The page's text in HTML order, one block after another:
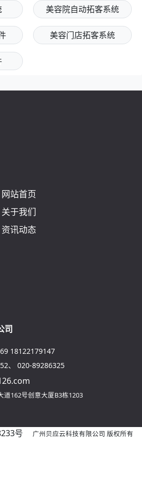
美容院自动拓客系统
美容门店拓客系统
网站首页
关于我们
资讯动态
司
18122179147
、 020-89286325
道162号创意大厦B3栋1203
号 广州贝应云科技有限公司 版权所有